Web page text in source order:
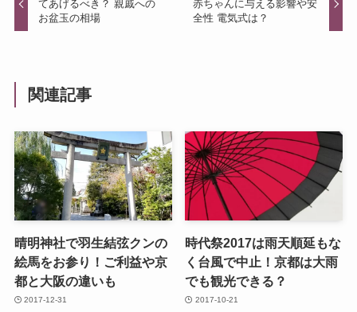
てあげるべき？ 親戚への
お盆玉の相場
赤ちゃんに与える影響や安
全性 電気式は？
関連記事
晴明神社で羽生結弦クンの
絵馬をお参り！ご利益や京
都と大阪の違いも
2017-12-31
時代祭2017は雨天順延もな
く台風で中止！京都は大雨
でも観光できる？
2017-10-21